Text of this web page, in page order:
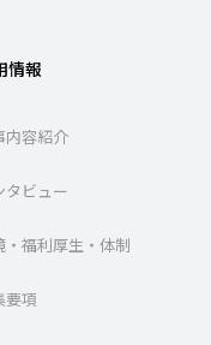
情報
内容紹介
タビュー
・福利厚生・体制
要項